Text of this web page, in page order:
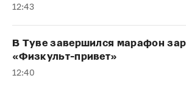
12:43
В Туве завершился марафон
«Физкульт-привет»
12:40